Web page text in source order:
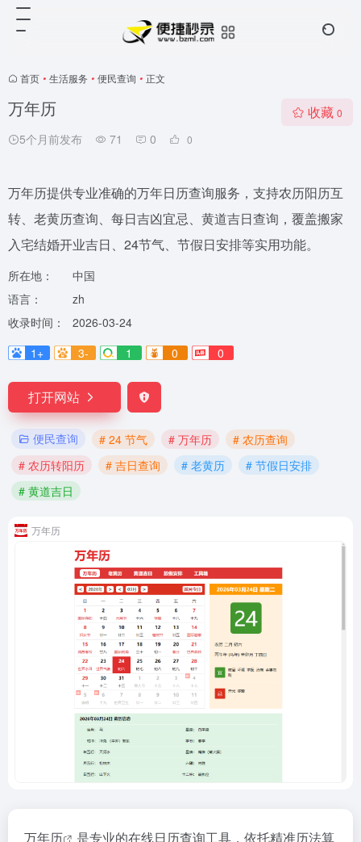
首页 • 生活服务 • 便民查询 • 正文
万年历
5个月前发布 71 0 0
收藏 0
万年历提供专业准确的万年日历查询服务，支持农历阳历互
转、老黄历查询、每日吉凶宜忌、黄道吉日查询，覆盖搬家
入宅结婚开业吉日、24节气、节假日安排等实用功能。
所在地：
中国
语言：
zh
收录时间：
2026-03-24
1+
3- 1 0 0
打开网站
便民查询 # 24 节气 # 万年历
# 农历查询
# 农历转阳历
# 吉日查询 # 老黄历
# 节假日安排
# 黄道吉日
万年历
万年历
是专业的在线日历查询工具，依托精准历法算